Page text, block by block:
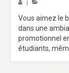
Vous aimez le
dans une
promotionnel
étudiants,